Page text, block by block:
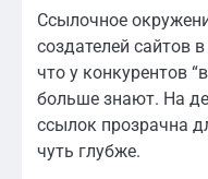
Ссылочное
создателей сайтов
что у конкурентов
больше знают. На
ссылок прозрачна
чуть глубже.